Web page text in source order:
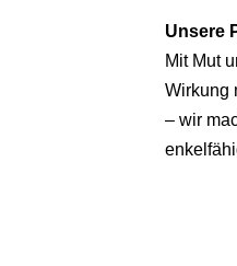
Unsere
Mit Mut
Wirkung
– wir